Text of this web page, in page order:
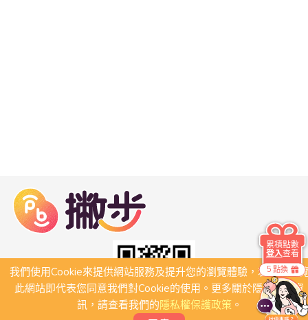
我們使用Cookie來提供網站服務及提升您的瀏覽體驗，若繼續瀏
此網站即代表您同意我們對Cookie的使用。更多關於隱私保護資
訊，請查看我們的隱私權保護政策。
5 點換
累積點數
登入查看